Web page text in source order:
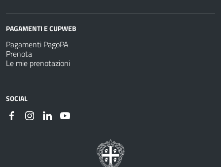
PAGAMENTI E CUPWEB
Pagamenti PagoPA
Prenota
Le mie prenotazioni
SOCIAL